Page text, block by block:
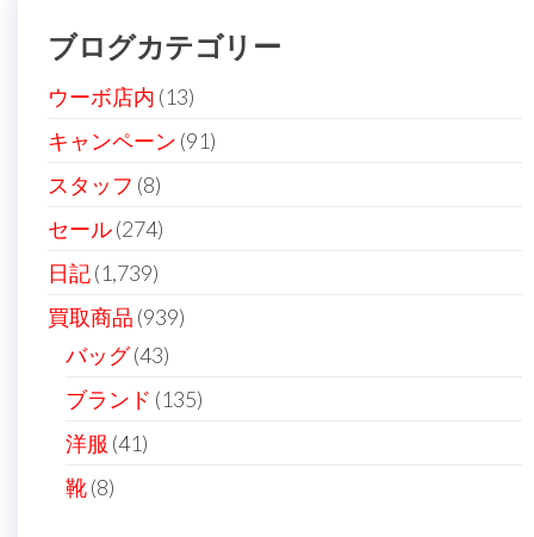
シ
ョ
ン
ブログカテゴリー
ウーボ店内 (13)
キャンペーン (91)
スタッフ (8)
セール(274)
日記(1,739)
買取商品 (939)
バッグ(43)
ブランド (135)
洋服 (41)
靴(8)